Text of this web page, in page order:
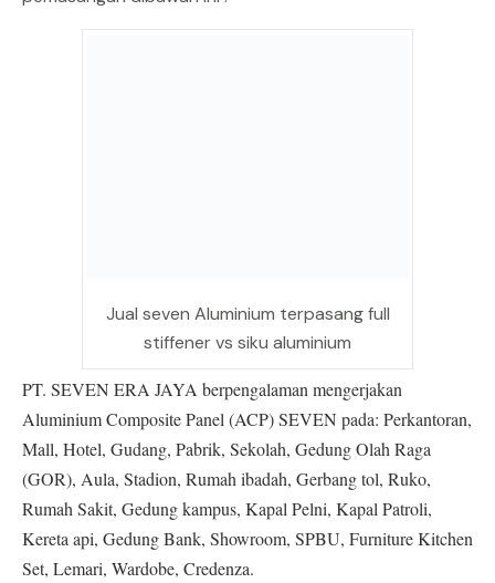
Jual seven Aluminium terpasang full
stiffener vs siku aluminium
PT. SEVEN ERA JAYA berpengalaman mengerjakan
Aluminium Composite Panel (ACP) SEVEN pada: Perkantoran,
Mall, Hotel, Gudang, Pabrik, Sekolah, Gedung Olah Raga
(GOR), Aula, Stadion, Rumah ibadah, Gerbang tol, Ruko,
Rumah Sakit, Gedung kampus, Kapal Pelni, Kapal Patroli,
Kereta api, Gedung Bank, Showroom, SPBU, Furniture Kitchen
Set, Lemari, Wardobe, Credenza.